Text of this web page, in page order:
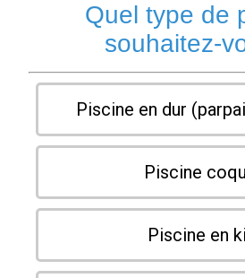
Quel type de
souhaitez-
Piscine en dur
Piscine
Piscine en